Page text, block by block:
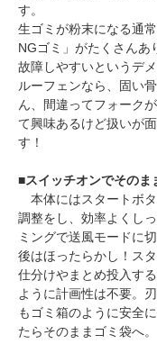
す。
生ゴミが粉末になる通
NGゴミ」がたくさんあ
故障しやすいというデメ
ルーフェンなら、固い
ん、間違ってフォーク
て興味あるけど扱いが
す！
■スイッチオンでその
本体にはスタートボ
調整をし、効率よくし
ミングで送風モードに
後はほったらかし！ス
仕分けやまとめ投入す
ように計画性は不要。
もゴミ箱のように安全
たらそのままゴミ袋へ。